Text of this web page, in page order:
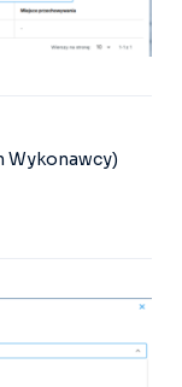
Wykonawcy)